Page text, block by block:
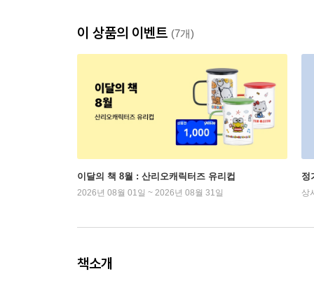
이 상품의 이벤트 (7개)
이달의 책 8월 : 산리오캐릭터즈 유리컵
2026년 08월 01일 ~ 2026년 08월 31일
정
상
책소개